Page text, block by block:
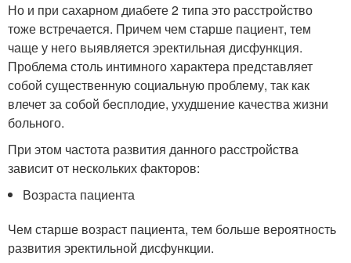
Но и при сахарном диабете 2 типа это расстройство
тоже встречается. Причем чем старше пациент, тем
чаще у него выявляется эректильная дисфункция.
Проблема столь интимного характера представляет
собой существенную социальную проблему, так как
влечет за собой бесплодие, ухудшение качества жизни
больного.
При этом частота развития данного расстройства
зависит от нескольких факторов:
Возраста пациента
Чем старше возраст пациента, тем больше вероятность
развития эректильной дисфункции.